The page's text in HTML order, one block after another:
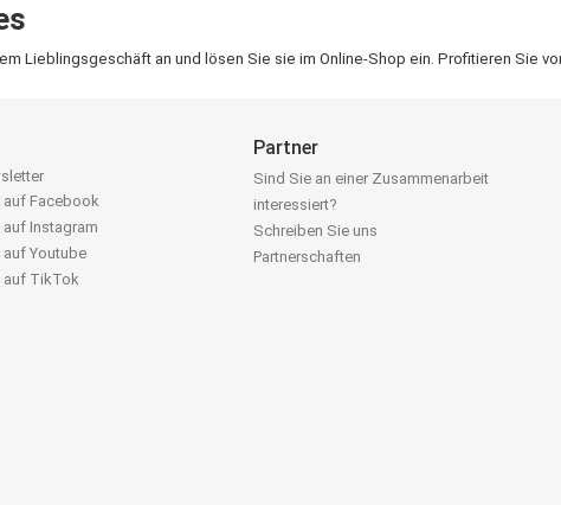
Lieblingsgeschäft an und lösen Sie sie im Online-Shop ein. Profitieren Sie
auf Facebook
Instagram
auf Youtube
auf TikTok
Partner
Sind Sie an einer Zusammenarbeit
interessiert?
Schreiben Sie uns
Partnerschaften